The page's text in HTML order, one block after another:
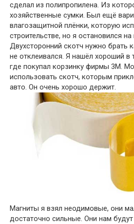
сделал из полипропилена. Из
хозяйственные сумки. Был ещё
влагозащитной плёнки, которую
строительстве, но я остановился
Двухсторонний скотч нужно брать
не отклеивался. Я нашёл хороший в
где покупал корзинку фирмы 3М.
использовать скотч, которым
авто. Он очень хорошо держит.
Магниты я взял неодимовые, они
достаточно сильные. Они нам